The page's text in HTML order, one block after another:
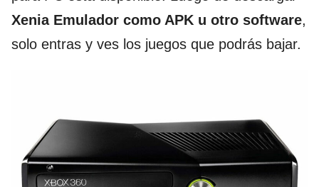
Xenia Emulador como APK u otro software,
solo entras y ves los juegos que podrás bajar.